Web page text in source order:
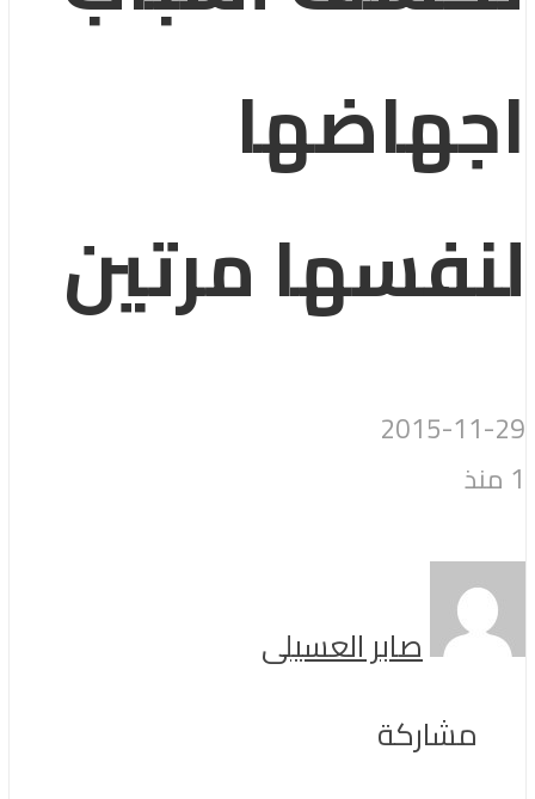
اجهاضها
لنفسها مرتين
2015-11-29
1 منذ
صابر العسيلى
مشاركة